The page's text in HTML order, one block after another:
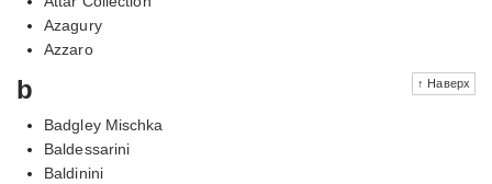
Azagury
Azzaro
↑ Наверх
b
Badgley Mischka
Baldessarini
Baldinini